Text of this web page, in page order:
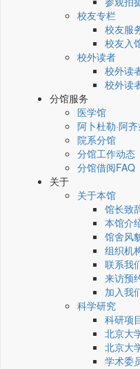
校友专栏
校友服
校友入
校外读者
校外读
校外读
分馆服务
医学馆
阿卜杜勒·阿
院系分馆
分馆工作动态
分馆借阅FAQ
关于
关于本馆
馆长致
本馆介
馆舍风
组织机
联系我
来访预
加入我
科学研究
科研项
北京大
北京大
学术委